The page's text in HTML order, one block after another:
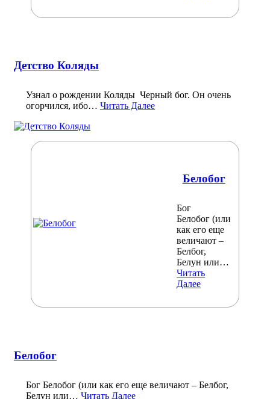
Детство Коляды
Узнал о рождении Коляды Черный бог. Он очень
огорчился, ибо… Читать Далее
Белобог
Бог
Белобог (или
как его еще
величают –
Белбог,
Белун или…
Читать
Далее
Белобог
Бог Белобог (или как его еще величают – Белбог,
Белун или… Читать Далее